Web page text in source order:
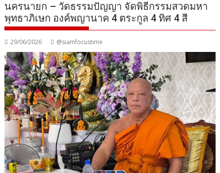
นครนายก – วัดธรรมปัญญา จัดพิธีกรรมสวดมหา
พุทธาภิเษก องค์พญานาค 4 ตระกูล 4 ทิศ 4 สี
29/06/2026 @siamfocustime